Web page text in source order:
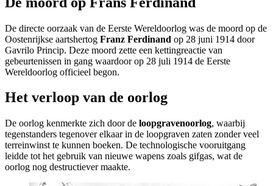
De directe oorzaak van de Eerste Wereldoorlog was de moord op de
Oostenrijkse aartshertog Franz Ferdinand op 28 juni 1914 door
Gavrilo Princip. Deze moord zette een kettingreactie van
gebeurtenissen in gang waardoor op 28 juli 1914 de Eerste
Wereldoorlog officieel begon.
Het verloop van de oorlog
De oorlog kenmerkte zich door de loopgravenoorlog, waarbij
tegenstanders tegenover elkaar in de loopgraven zaten zonder veel
terreinwinst te kunnen boeken. De technologische vooruitgang
leidde tot het gebruik van nieuwe wapens zoals gifgas, wat de
oorlog nog destructiever maakte.